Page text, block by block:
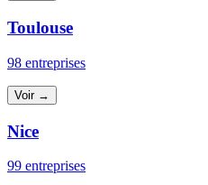
Toulouse
98 entreprises
Voir →
Nice
99 entreprises